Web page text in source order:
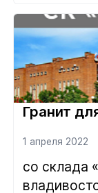
Гранит
1 апреля 2022
со склада